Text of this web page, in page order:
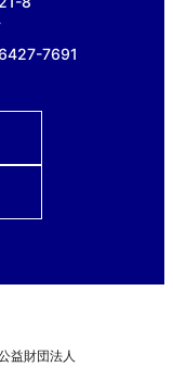
7691
益財団法人